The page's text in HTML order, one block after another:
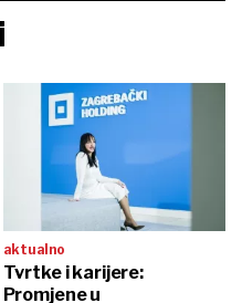
aktualno
Tvrtke i karijere:
Promjene u